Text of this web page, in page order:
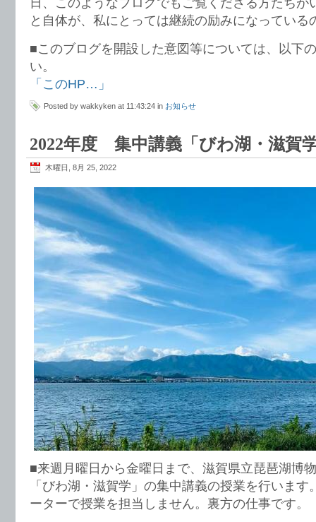
日、このようなブログでもご覧くださる方たち
と自体が、私にとっては継続の励みになっている
■このブログを開設した意図等については、以下
い。
「このHP…」
Posted by wakkyken at 11:43:24 in お知らせ
2022年度 集中講義「びわ湖・滋賀
木曜日, 8月 25, 2022
■来週月曜日から金曜日まで、滋賀県立琵琶湖博
「びわ湖・滋賀学」の集中講義の授業を行いま
ーターで授業を担当しません。裏方の仕事です。